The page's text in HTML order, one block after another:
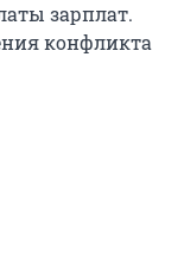
зарплат.
конфликта